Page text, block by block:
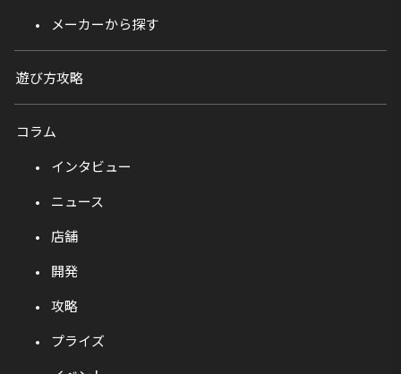
メーカーから探す
遊び方攻略
コラム
インタビュー
ニュース
店舗
開発
攻略
プライズ